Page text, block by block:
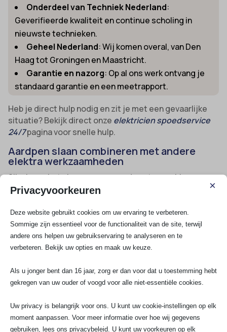
Onderdeel van Techniek Nederland:
Geverifieerde kwaliteit en continue scholing in
nieuwste technieken.
Geheel Nederland: Wij komen overal, van Den
Haag tot Groningen en Maastricht.
Garantie en nazorg: Op al ons werk ontvang je
standaard garantie en een meetrapport.
Heb je direct hulp nodig en zit je met een gevaarlijke
situatie? Bekijk direct onze elektricien spoedservice
24/7pagina voor snelle hulp.
Aardpen slaan combineren met andere
elektra werkzaamheden
Slim is om het slaan van een aardpen te combineren
met andere elektrowerkzaamheden zoals het
groepen. Zo bespaar je aanzienlijk op bijkomende
kosten en heb je alles in één keer goed geregeld.
Aarding meten en verbeteren
bestaande aardingsinstallatie controleren voor
maximaal rendement.
een upgrade van je elektra met veilige aarding.
Mogelijkheden voor uitbreiding: Denk aan
Privacyvoorkeuren ×
Deze website gebruikt cookies om uw ervaring te verbeteren.
Sommige zijn essentieel voor de functionaliteit van de site, terwijl
andere ons helpen uw gebruikservaring te analyseren en te
verbeteren. Bekijk uw opties en maak uw keuze.
Als u jonger bent dan 16 jaar, zorg er dan voor dat u toestemming hebt
gekregen van uw ouder of voogd voor alle niet-essentiële cookies.
Uw privacy is belangrijk voor ons. U kunt uw cookie-instellingen op elk
moment aanpassen. Voor meer informatie over hoe wij gegevens
gebruiken, lees ons privacybeleid. U kunt uw voorkeuren op elk